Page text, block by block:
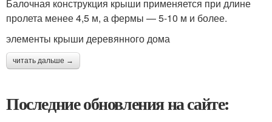
Балочная конструкция крыши применяется при длине
пролета менее 4,5 м, а фермы — 5-10 м и более.
элементы крыши деревянного дома
читать дальше →
Последние обновления на сайте: